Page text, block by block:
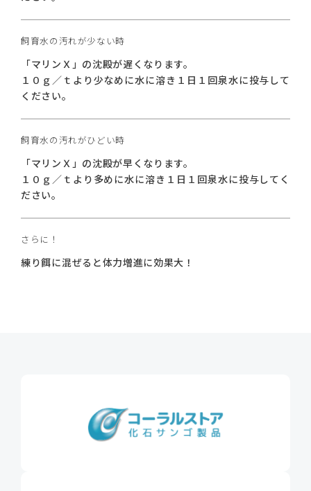
飼育水の汚れが少ない時
「マリンＸ」の沈殿が遅くなります。
１０ｇ／ｔより少なめに水に溶き１日１回泉水に投与して
ください。
飼育水の汚れがひどい時
「マリンＸ」の沈殿が早くなります。
１０ｇ／ｔより多めに水に溶き１日１回泉水に投与してく
ださい。
さらに！
練り餌に混ぜると体力増進に効果大！